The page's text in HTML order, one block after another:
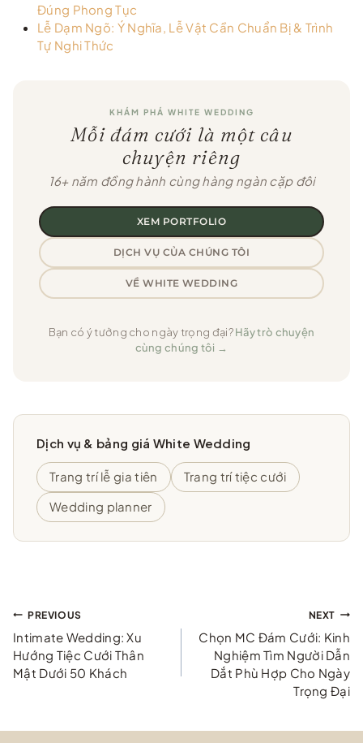
Đúng Phong Tục
Lễ Dạm Ngõ: Ý Nghĩa, Lễ Vật Cần Chuẩn Bị & Trình
Tự Nghi Thức
KHÁM PHÁ WHITE WEDDING
Mỗi đám cưới là một câu
chuyện riêng
16+ năm đồng hành cùng hàng ngàn cặp đôi
XEM PORTFOLIO
DỊCH VỤ CỦA CHÚNG TÔI
VỀ WHITE WEDDING
Bạn có ý tưởng cho ngày trọng đại?Hãy trò chuyện
cùng chúng tôi →
Dịch vụ & bảng giá White Wedding
Trang trí lễ gia tiên
Trang trí tiệc cưới
Wedding planner
Điều
hướng
bài
viết
PREVIOUS
Intimate Wedding: Xu
Hướng Tiệc Cưới Thân
Mật Dưới 50 Khách
NEXT
Chọn MC Đám Cưới: Kinh
Nghiệm Tìm Người Dẫn
Dắt Phù Hợp Cho Ngày
Trọng Đại